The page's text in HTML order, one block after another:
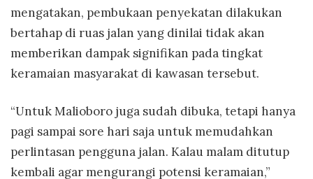
mengatakan, pembukaan penyekatan dilakukan
bertahap di ruas jalan yang dinilai tidak akan
memberikan dampak signifikan pada tingkat
keramaian masyarakat di kawasan tersebut.
“Untuk Malioboro juga sudah dibuka, tetapi hanya
pagi sampai sore hari saja untuk memudahkan
perlintasan pengguna jalan. Kalau malam ditutup
kembali agar mengurangi potensi keramaian,”